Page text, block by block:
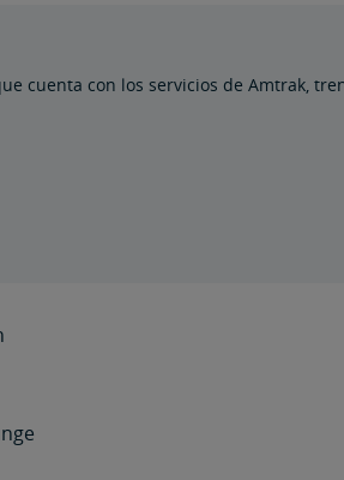
cuenta con los servicios de Amtrak,